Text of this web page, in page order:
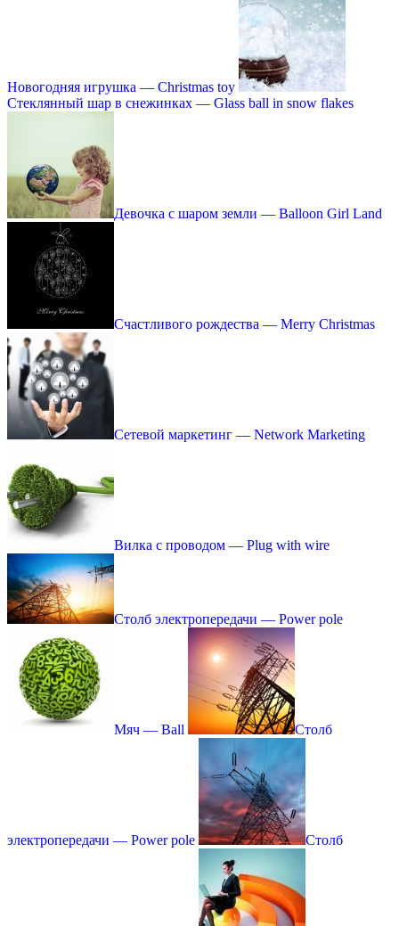
Новогодняя игрушка — Christmas toy
Стеклянный шар в снежинках — Glass ball in snow flakes
Девочка с шаром земли — Balloon Girl Land
Счастливого рождества — Merry Christmas
Сетевой маркетинг — Network Marketing
Вилка с проводом — Plug with wire
Столб электропередачи — Power pole
Мяч — Ball Столб
электропередачи — Power pole Столб